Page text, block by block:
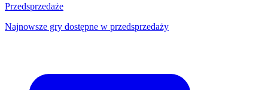
Przedsprzedaże
Najnowsze gry dostępne w przedsprzedaży